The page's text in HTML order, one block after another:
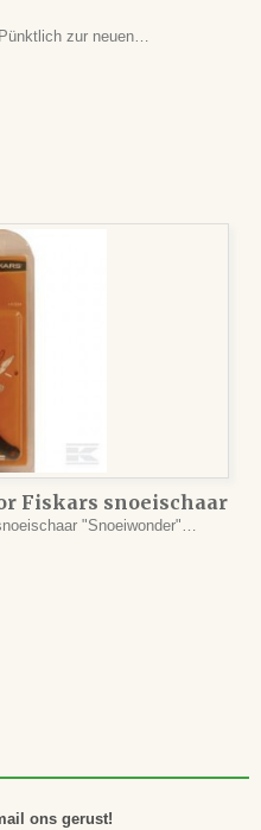
zur neuen…
Fiskars snoeischaar
"Snoeiwonder"…
ons gerust!